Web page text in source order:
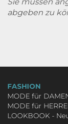
abgeben zu
FASHION
MODE für
MODE für
LOOKBOOK -